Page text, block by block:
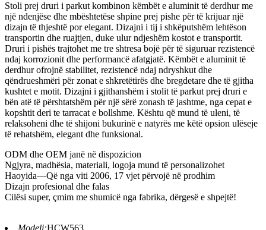
Stoli prej druri i parkut kombinon këmbët e aluminit të derdhur me
një ndenjëse dhe mbështetëse shpine prej pishe për të krijuar një
dizajn të thjeshtë por elegant. Dizajni i tij i shkëputshëm lehtëson
transportin dhe ruajtjen, duke ulur ndjeshëm kostot e transportit.
Druri i pishës trajtohet me tre shtresa bojë për të siguruar rezistencë
ndaj korrozionit dhe performancë afatgjatë. Këmbët e aluminit të
derdhur ofrojnë stabilitet, rezistencë ndaj ndryshkut dhe
qëndrueshmëri për zonat e shkretëtirës dhe bregdetare dhe të gjitha
kushtet e motit. Dizajni i gjithanshëm i stolit të parkut prej druri e
bën atë të përshtatshëm për një sërë zonash të jashtme, nga cepat e
kopshtit deri te tarracat e bollshme. Kështu që mund të uleni, të
relaksoheni dhe të shijoni bukurinë e natyrës me këtë opsion ulëseje
të rehatshëm, elegant dhe funksional.
ODM dhe OEM janë në dispozicion
Ngjyra, madhësia, materiali, logoja mund të personalizohet
Haoyida—Që nga viti 2006, 17 vjet përvojë në prodhim
Dizajn profesional dhe falas
Cilësi super, çmim me shumicë nga fabrika, dërgesë e shpejtë!